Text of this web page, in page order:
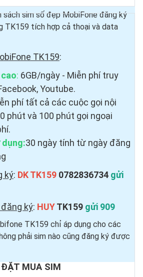
sách sim số đẹp MobiFone đăng ký
TK159 tích hợp cả thoại và data
TK159:
: 6GB/ngày - Miễn phí truy
Youtube.
phí tất cả các cuộc gọi nội
phút và 100 phút gọi ngoại
dụng:30 ngày tính từ ngày đăng
ký: DK TK159 0782836734 gửi
đăng ký: HUYTK159 gửi 909
TK159 chỉ áp dụng cho các
phải sim nào cũng đăng ký được
ĐẶT MUA SIM